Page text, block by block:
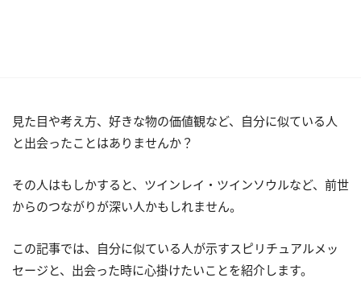
見た目や考え方、好きな物の価値観など、自分に似ている人
と出会ったことはありませんか？
その人はもしかすると、ツインレイ・ツインソウルなど、前世
からのつながりが深い人かもしれません。
この記事では、自分に似ている人が示すスピリチュアルメッ
セージと、出会った時に心掛けたいことを紹介します。